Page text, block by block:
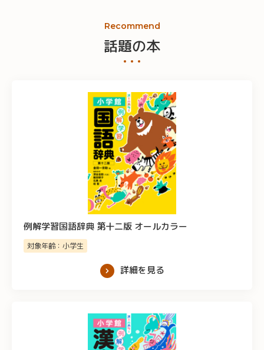
Recommend
話題の本
例解学習国語辞典 第十二版 オールカラー
対象年齢：小学生
詳細を見る